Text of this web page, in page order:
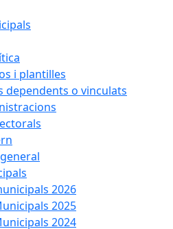
i plantilles
dependents o vinculats
2026
2025
2024